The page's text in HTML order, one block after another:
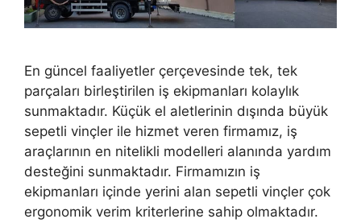
En güncel faaliyetler çerçevesinde tek, tek
parçaları birleştirilen iş ekipmanları kolaylık
sunmaktadır. Küçük el aletlerinin dışında büyük
sepetli vinçler ile hizmet veren firmamız, iş
araçlarının en nitelikli modelleri alanında yardım
desteğini sunmaktadır. Firmamızın iş
ekipmanları içinde yerini alan sepetli vinçler çok
ergonomik verim kriterlerine sahip olmaktadır.